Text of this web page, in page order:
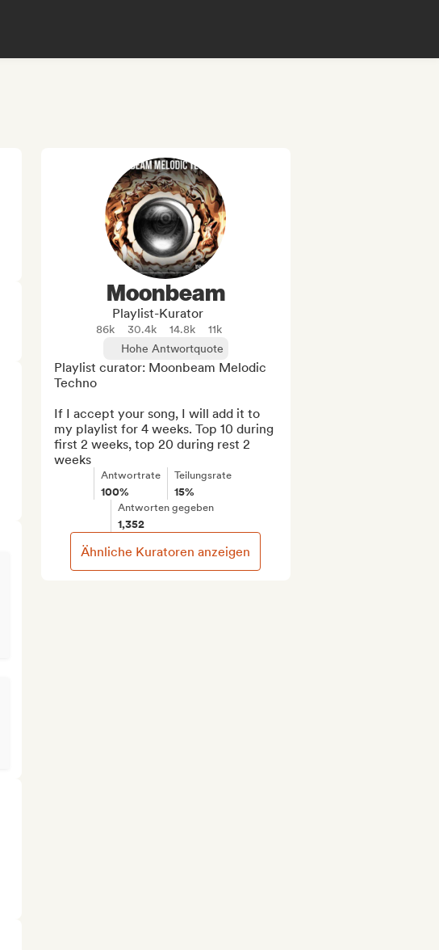
Moonbeam
Playlist-Kurator
86k 30.4k 14.8k
11k
Hohe Antwortquote
Playlist curator: Moonbeam Melodic
Techno
If I accept your song, I will add it to
my playlist for 4 weeks. Top 10 during
first 2 weeks, top 20 during rest 2
weeks
Antwortrate
100%
Teilungsrate
15%
Antworten gegeben
1,352
Ähnliche Kuratoren anzeigen